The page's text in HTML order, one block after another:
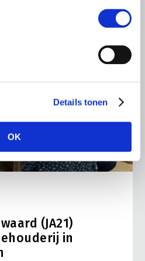
Details tonen
OK
(JA21)
in